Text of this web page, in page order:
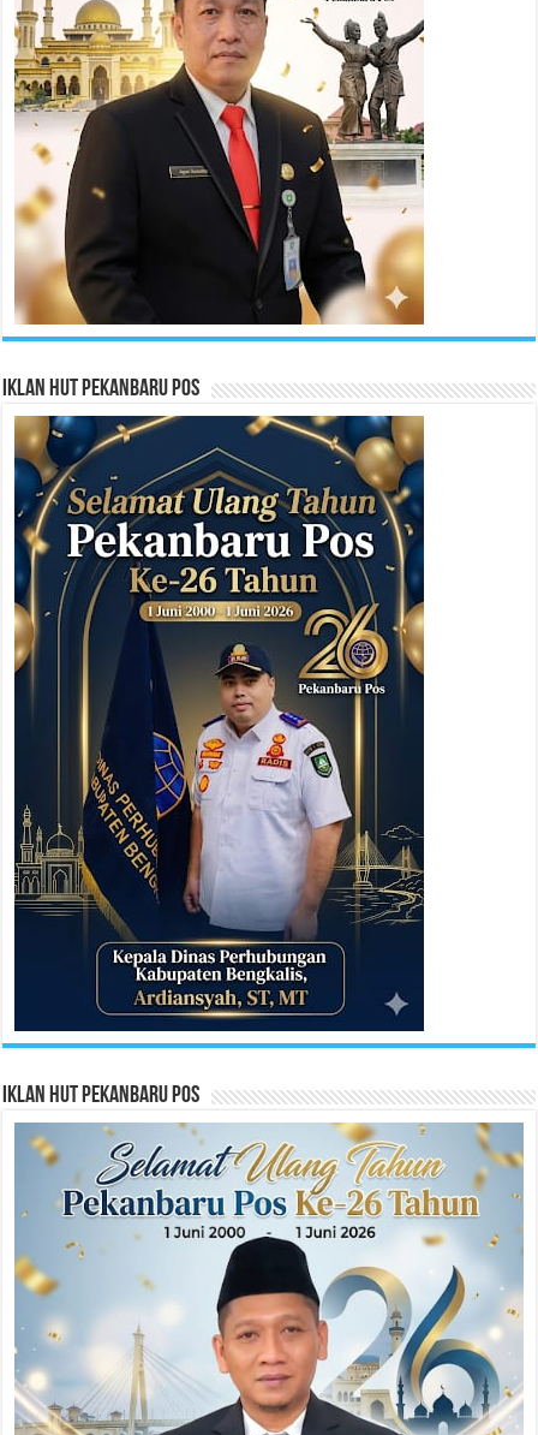
Iklan HUT Pekanbaru Pos
Iklan HUT Pekanbaru Pos